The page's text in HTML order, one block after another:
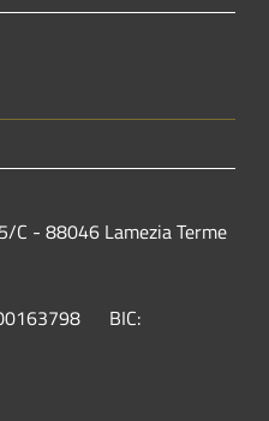
C - 88046 Lamezia Terme
BIC: